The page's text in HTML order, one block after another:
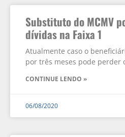
Substituto do MCMV
dívidas na Faixa 1
Atualmente caso o
por três meses pode perder
CONTINUE LENDO »
06/08/2020